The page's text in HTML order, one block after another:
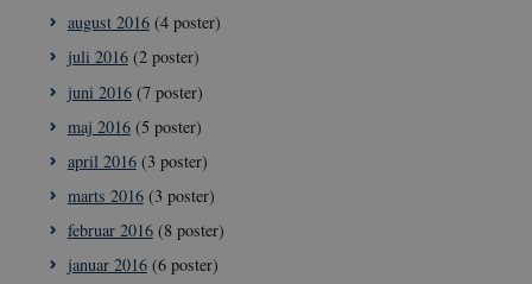
august 2016(4 poster)
juli 2016(2 poster)
juni 2016(7 poster)
maj 2016(5 poster)
april 2016(3 poster)
marts 2016(3 poster)
februar 2016(8 poster)
januar 2016(6 poster)
__Secure-
typo3nonce__gmD7aT5GgP4rEaReeoT4Q
__Secure-typo3nonce_9pF_MH-
o6zI1ofHsZUGvzQ
__Secure-typo3nonce_rgWAq6nC-
PFH_166HooM7A
__Secure-
typo3nonce_uX4Mhl8RLqBZsOkbydAwew